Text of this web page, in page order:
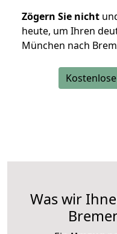
Zögern Sie nicht
heute, um Ihren
München nach
Was wir